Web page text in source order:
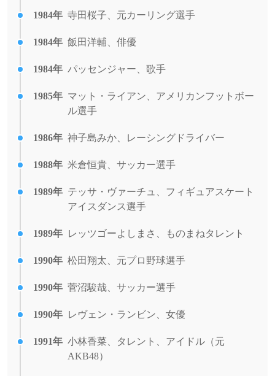
1984年 寺田桜子、元カーリング選手
1984年 飯田洋輔、俳優
1984年 パッセンジャー、歌手
1985年 マット・ライアン、アメリカンフットボー
ル選手
1986年 神子島みか、レーシングドライバー
1988年 米倉恒貴、サッカー選手
1989年 テッサ・ヴァーチュ、フィギュアスケート
アイスダンス選手
1989年 レッツゴーよしまさ、ものまねタレント
1990年 松田翔太、元プロ野球選手
1990年 菅沼駿哉、サッカー選手
1990年 レヴェン・ランビン、女優
1991年 小林香菜、タレント、アイドル（元
AKB48）